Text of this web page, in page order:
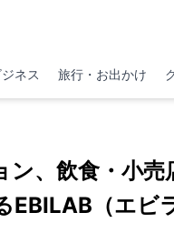
ネス 旅行・お出かけ
、飲食・小
EBILAB（エビ